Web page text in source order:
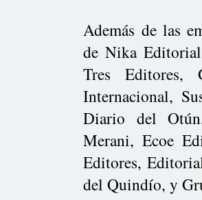
Además de las
de Nika
Tres Editores,
Internacional,
Diario del
Merani, Ecoe
Editores,
del Quindío, y